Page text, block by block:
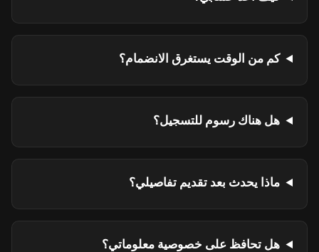
كم من الوقت يستغرق الانضمام؟
هل هناك رسوم للتسجيل؟
ماذا يحدث بعد تقديم تفاصيلي؟
هل تحافظ على خصوصية معلوماتي؟